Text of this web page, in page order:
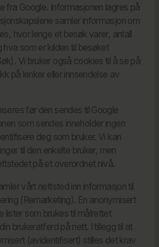
fra Google. Informasjonen lagres på
samler informasjon om
hvor lenge et besøk varer, antall
som er kilden til besøket
Vi bruker også cookies til å se på
på lenker eller innsendelse av
før den sendes til Google
som sendes inneholder ingen
deg som bruker. Vi kan
til den enkelte bruker, men
på et overordnet nivå.
vårt nettsted inn informasjon til
(Remarketing). En anonymisert
lister som brukes til målrettet
brukeratferd på nett. I tillegg til at
(avidentifisert) stilles det krav